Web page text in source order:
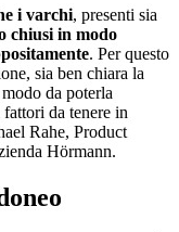
i varchi, presenti sia
chiusi in modo
. Per questo
sia ben chiara la
da poterla
da tenere in
Rahe, Product
Hörmann.